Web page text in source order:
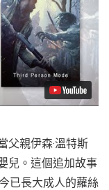
父親伊森‧溫特斯
兒。這個追加故事
已長大成人的蘿絲